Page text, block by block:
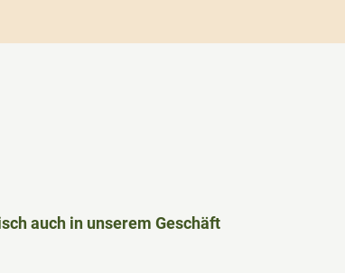
auch in unserem Geschäft